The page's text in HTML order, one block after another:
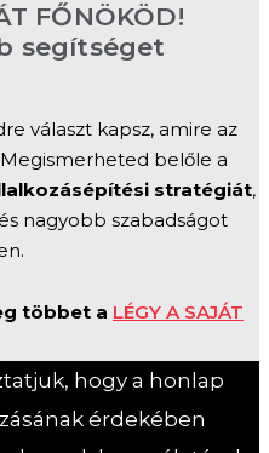
FŐNÖKÖD!
segítséget
választ kapsz, amire az
belőle a
stratégiát,
nagyobb szabadságot
többet a LÉGY A SAJÁT
hogy a honlap
érdekében